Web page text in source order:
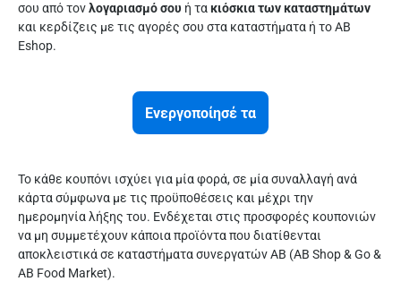
σου από τονλογαριασμό σου ή τακιόσκια των καταστημάτων
και κερδίζεις με τις αγορές σου στα καταστήματα ή το AB
Eshop.
Ενεργοποίησέ τα
Το κάθε κουπόνι ισχύει για μία φορά, σε μία συναλλαγή ανά
κάρτα σύμφωνα με τις προϋποθέσεις και μέχρι την
ημερομηνία λήξης του. Ενδέχεται στις προσφορές κουπονιών
να μη συμμετέχουν κάποια προϊόντα που διατίθενται
αποκλειστικά σε καταστήματα συνεργατών ΑΒ (AB Shop & Go &
AB Food Market).